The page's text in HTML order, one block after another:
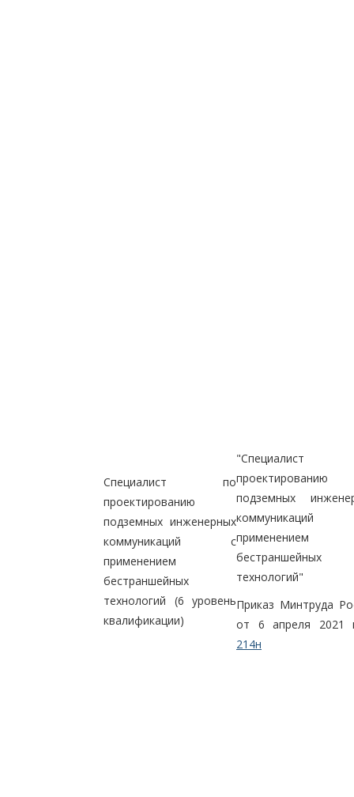
Специалист по
проектированию
подземных инженерных
коммуникаций с
применением
бестраншейных
технологий (6 уровень
квалификации)
"Специалист
проектированию
подземных
применением
бестраншейных
технологий"
Приказ Минтруда
от 6 апреля 2021
214н